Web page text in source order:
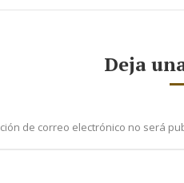
Deja
de correo electrónico no será